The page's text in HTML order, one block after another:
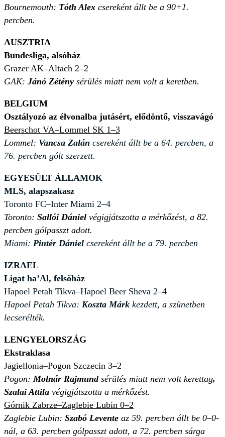
Bournemouth: Tóth Alex csereként állt be a 90+1.
percben.
AUSZTRIA
Bundesliga, alsóház
Grazer AK–Altach 2–2
GAK: Jánó Zétény sérülés miatt nem volt a keretben.
BELGIUM
Osztályozó az élvonalba jutásért, elődöntő, visszavágó
Beerschot VA–Lommel SK 1–3
Lommel: Vancsa Zalán csereként állt be a 64. percben, a
76. percben gólt szerzett.
EGYESÜLT ÁLLAMOK
MLS, alapszakasz
Toronto FC–Inter Miami 2–4
Toronto: Sallói Dániel végigjátszotta a mérkőzést, a 82.
percben gólpasszt adott.
Miami: Pintér Dániel csereként állt be a 79. percben
IZRAEL
Ligat ha’Al, felsőház
Hapoel Petah Tikva–Hapoel Beer Sheva 2–4
Hapoel Petah Tikva: Koszta Márk kezdett, a szünetben
lecserélték.
LENGYELORSZÁG
Ekstraklasa
Jagiellonia–Pogon Szczecin 3–2
Pogon: Molnár Rajmund sérülés miatt nem volt kerettag,
Szalai Attila végigjátszotta a mérkőzést.
Górnik Zabrze–Zaglebie Lubin 0–2
Zaglebie Lubin: Szabó Levente az 59. percben állt be 0–0-
nál, a 63. percben gólpasszt adott, a 72. percben sárga